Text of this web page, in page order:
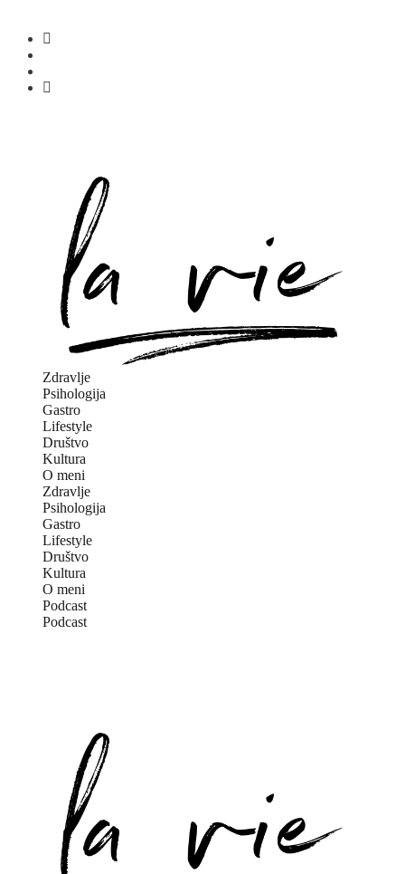
Zdravlje
Psihologija
Gastro
Lifestyle
Društvo
Kultura
O meni
Zdravlje
Psihologija
Gastro
Lifestyle
Društvo
Kultura
O meni
Podcast
Podcast